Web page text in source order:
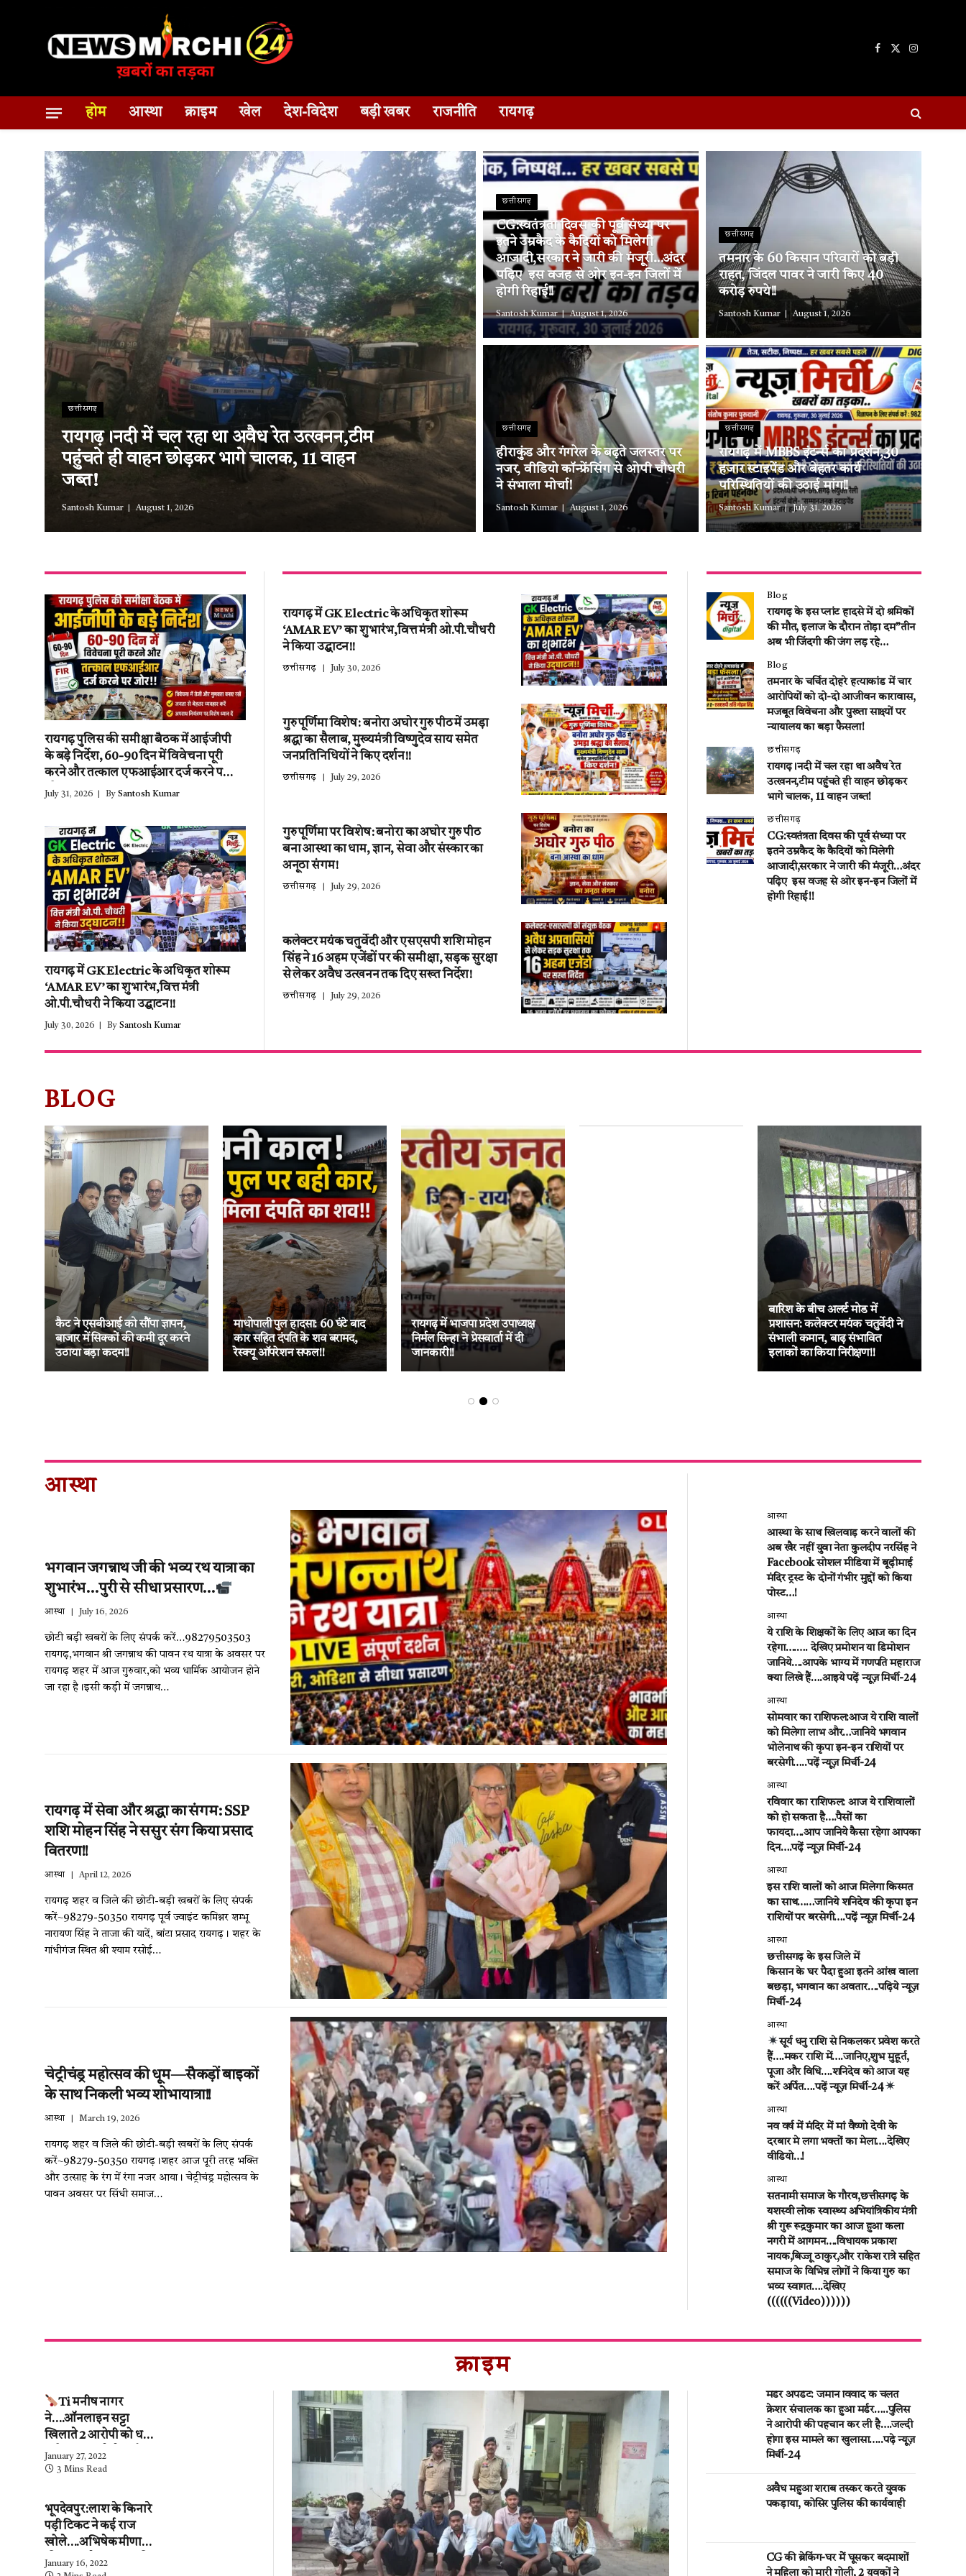
Facebook
X
Instagram
होम आस्था क्राइम खेल देश-विदेश बड़ी खबर राजनीति रायगढ़
छत्तीसगढ़
रायगढ़।नदी में चल रहा था अवैध रेत उत्खनन,टीम
पहुंचते ही वाहन छोड़कर भागे चालक, 11 वाहन
जब्त!
Santosh Kumar August 1, 2026
छत्तीसगढ़
CG:स्वतंत्रता दिवस की पूर्व संध्या पर
इतने उम्रकैद के कैदियों को मिलेगी
आजादी,सरकार ने जारी की मंजूरी…अंदर
पढ़िए इस वजह से ओर इन-इन जिलों में
होगी रिहाई!!
Santosh Kumar August 1, 2026
छत्तीसगढ़
हीराकुंड और गंगरेल के बढ़ते जलस्तर पर
नजर, वीडियो कॉन्फ्रेंसिंग से ओपी चौधरी
ने संभाला मोर्चा!
Santosh Kumar August 1, 2026
छत्तीसगढ़
तमनार के 60 किसान परिवारों को बड़ी
राहत, जिंदल पावर ने जारी किए 40
करोड़ रुपये!!
Santosh Kumar August 1, 2026
छत्तीसगढ़
रायगढ़ में MBBS इंटर्न्स का प्रदर्शन,30
हजार स्टाइपेंड और बेहतर कार्य
परिस्थितियों की उठाई मांग!!
Santosh Kumar July 31, 2026
रायगढ़ पुलिस की समीक्षा बैठक में आईजीपी
के बड़े निर्देश, 60-90 दिन में विवेचना पूरी
करने और तत्काल एफआईआर दर्ज करने पर
जोर!!
July 31, 2026 By Santosh Kumar
रायगढ़ में GK Electric के अधिकृत शोरूम
‘AMAR EV’ का शुभारंभ,वित्त मंत्री
ओ.पी.चौधरी ने किया उद्घाटन!!
July 30, 2026 By Santosh Kumar
रायगढ़ में GK Electric के अधिकृत शोरूम
‘AMAR EV’ का शुभारंभ,वित्त मंत्री ओ.पी.चौधरी
ने किया उद्घाटन!!
छत्तीसगढ़ July 30, 2026
गुरु पूर्णिमा विशेष: बनोरा अघोर गुरु पीठ में उमड़ा
श्रद्धा का सैलाब, मुख्यमंत्री विष्णुदेव साय समेत
जनप्रतिनिधियों ने किए दर्शन!!
छत्तीसगढ़ July 29, 2026
गुरु पूर्णिमा पर विशेष: बनोरा का अघोर गुरु पीठ
बना आस्था का धाम, ज्ञान, सेवा और संस्कार का
अनूठा संगम!
छत्तीसगढ़ July 29, 2026
कलेक्टर मयंक चतुर्वेदी और एसएसपी शशि मोहन
सिंह ने 16 अहम एजेंडों पर की समीक्षा, सड़क सुरक्षा
से लेकर अवैध उत्खनन तक दिए सख्त निर्देश!
छत्तीसगढ़ July 29, 2026
Blog
रायगढ़ के इस प्लांट हादसे में दो श्रमिकों
की मौत, इलाज के दौरान तोड़ा दम”तीन
अब भी जिंदगी की जंग लड़ रहे…
Blog
तमनार के चर्चित दोहरे हत्याकांड में चार
आरोपियों को दो-दो आजीवन कारावास,
मजबूत विवेचना और पुख्ता साक्ष्यों पर
न्यायालय का बड़ा फैसला!
छत्तीसगढ़
रायगढ़।नदी में चल रहा था अवैध रेत
उत्खनन,टीम पहुंचते ही वाहन छोड़कर
भागे चालक, 11 वाहन जब्त!
छत्तीसगढ़
CG:स्वतंत्रता दिवस की पूर्व संध्या पर
इतने उम्रकैद के कैदियों को मिलेगी
आजादी,सरकार ने जारी की मंजूरी…अंदर
पढ़िए इस वजह से ओर इन-इन जिलों में
होगी रिहाई!!
BLOG
कैट ने एसबीआई को सौंपा ज्ञापन,
बाजार में सिक्कों की कमी दूर करने
उठाया बड़ा कदम!!
माधोपाली पुल हादसा: 60 घंटे बाद
कार सहित दंपति के शव बरामद,
रेस्क्यू ऑपरेशन सफल!!
रायगढ़ में भाजपा प्रदेश उपाध्यक्ष
निर्मल सिन्हा ने प्रेसवार्ता में दी
जानकारी!!
बारिश के बीच अलर्ट मोड में
प्रशासन: कलेक्टर मयंक चतुर्वेदी ने
संभाली कमान, बाढ़ संभावित
इलाकों का किया निरीक्षण!!
आस्था
भगवान जगन्नाथ जी की भव्य रथ यात्रा का
शुभारंभ…पुरी से सीधा प्रसारण…
आस्था July 16, 2026
छोटी बड़ी खबरों के लिए संपर्क करें…98279503503
रायगढ़,भगवान श्री जगन्नाथ की पावन रथ यात्रा के अवसर पर
रायगढ़ शहर में आज गुरुवार,को भव्य धार्मिक आयोजन होने
जा रहा है।इसी कड़ी में जगन्नाथ…
रायगढ़ में सेवा और श्रद्धा का संगम: SSP
शशि मोहन सिंह ने ससुर संग किया प्रसाद
वितरण!!
आस्था April 12, 2026
रायगढ़ शहर व जिले की छोटी-बड़ी खबरों के लिए संपर्क
करें~98279-50350 रायगढ़ पूर्व ज्वाइंट कमिश्नर शम्भू
नारायण सिंह ने ताजा की यादें, बांटा प्रसाद रायगढ़। शहर के
गांधीगंज स्थित श्री श्याम रसोई…
चेट्रीचंड्र महोत्सव की धूम—सैकड़ों बाइकों
के साथ निकली भव्य शोभायात्रा!!
आस्था March 19, 2026
रायगढ़ शहर व जिले की छोटी-बड़ी खबरों के लिए संपर्क
करें~98279-50350 रायगढ़।शहर आज पूरी तरह भक्ति
और उत्साह के रंग में रंगा नजर आया। चेट्रीचंड्र महोत्सव के
पावन अवसर पर सिंधी समाज…
आस्था
आस्था के साथ खिलवाड़ करने वालों की
अब खैर नहीं युवा नेता कुलदीप नरसिंह ने
Facebook सोशल मीडिया में बूढ़ीमाई
मंदिर ट्रस्ट के दोनों गंभीर मुद्दों को किया
पोस्ट…!
आस्था
ये राशि के शिक्षकों के लिए आज का दिन
रहेगा….…. देखिए प्रमोशन या डिमोशन
जानिये….आपके भाग्य में गणपति महाराज
क्या लिखे हैं….आइये पढ़ें न्यूज़ मिर्ची-24
आस्था
सोमवार का राशिफल:आज ये राशि वालों
को मिलेगा लाभ और…जानिये भगवान
भोलेनाथ की कृपा इन-इन राशियों पर
बरसेगी…..पढ़ें न्यूज़ मिर्ची-24
आस्था
रविवार का राशिफल: आज ये राशिवालों
को हो सकता है….पैसों का
फायदा….आप जानिये कैसा रहेगा आपका
दिन….पढ़ें न्यूज़ मिर्ची-24
आस्था
इस राशि वालों को आज मिलेगा किस्मत
का साथ……जानिये शनिदेव की कृपा इन
राशियों पर बरसेगी….पढ़ें न्यूज़ मिर्ची-24
आस्था
छत्तीसगढ़ के इस जिले में
किसान के घर पैदा हुआ इतने आंख वाला
बछड़ा, भगवान का अवतार….पढ़िये न्यूज़
मिर्ची-24
आस्था
सूर्य धनु राशि से निकलकर प्रवेश करते
हैं….मकर राशि में….जानिए,शुभ मुहूर्त,
पूजा और विधि….शनिदेव को आज यह
करें अर्पित….पढ़ें न्यूज़ मिर्ची-24
आस्था
नव वर्ष में मंदिर में मां वैष्णो देवी के
दरबार मे लगा भक्तों का मेला….देखिए
वीडियो…!
आस्था
सतनामी समाज के गौरव,छत्तीसगढ़ के
यशस्वी लोक स्वास्थ्य अभियांत्रिकीय मंत्री
श्री गुरू रूद्रकुमार का आज हुआ कला
नगरी में आगमन….विधायक प्रकाश
नायक,बिज्जू ठाकुर,और राकेश रात्रे सहित
समाज के विभिन्न लोगों ने किया गुरु का
भव्य स्वागत….देखिए
((((((Video))))))
क्राइम
Ti मनीष नागर
ने….ऑनलाइन सट्टा
खिलाते 2 आरोपी को धर
दबोचा….कब्जे से ढाई
लाख के हिसाब-किताब
January 27, 2022
3 Mins Read
भूपदेवपुर:लाश के किनारे
पड़ी टिकट ने कई राज
खोले….अभिषेक मीणा
की पुलिस ने…महिला की
January 16, 2022
मर्डर अपडेट: जमीन विवाद के चलते
क्रेशर संचालक का हुआ मर्डर…..पुलिस
ने आरोपी की पहचान कर ली है….जल्दी
होगा इस मामले का खुलासा…..पढ़े न्यूज़
मिर्ची-24
अवैध महुआ शराब तस्कर करते युवक
पकड़ाया, कोसिर पुलिस की कार्यवाही
CG की ब्रेकिंग-घर मेें घूसकर बदमाशों
ने महिला को मारी गोली, 2 युवकों ने